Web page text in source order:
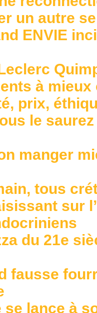
un autre
ENVIE
à
prix,
le
manger
tous
sur
du 21e
fausse
se lance à